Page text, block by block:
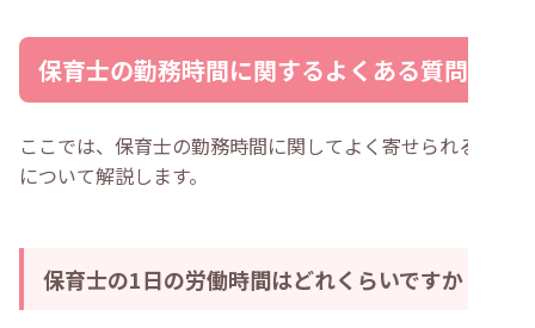
保育士の勤務時間に関するよくある質問
ここでは、保育士の勤務時間に関してよく寄せられる質問
について解説します。
保育士の1日の労働時間はどれくらいですか？